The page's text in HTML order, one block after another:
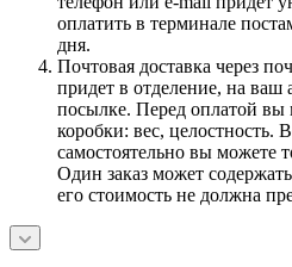
оплатить в терминале
дня.
Почтовая доставка через
придет в отделение, на ваш
посылке. Перед оплатой вы
коробки: вес, целостность.
самостоятельно вы можете
Один заказ может
его стоимость не должна